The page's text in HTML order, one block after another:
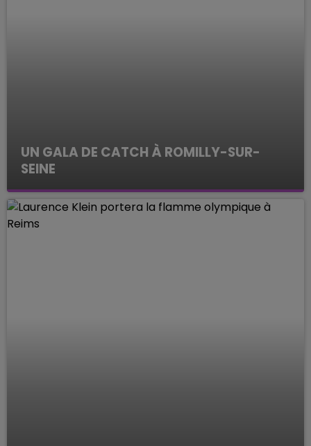
UN GALA DE CATCH À ROMILLY-SUR-
SEINE
Le Mag des Sports